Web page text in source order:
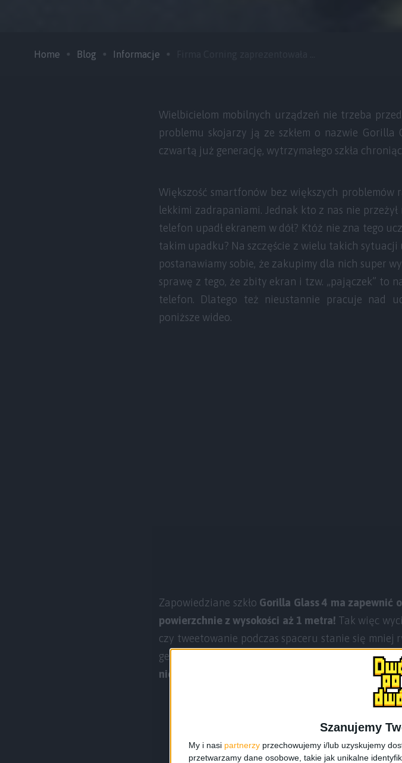
Szanujemy
My i nasi partnerzy przechowujemy i/lub uzyskujemy
przetwarzamy dane osobowe, takie jak unikalne
Home Blog Informacje
Wielbicielom mobilnych urządzeń nie trzeba
problemu skojarzy ją ze szkłem o nazwie Gorilla
czwartą już generację, wytrzymałego szkła
Większość smartfonów bez większych
lekkimi zadrapaniami. Jednak kto z nas nie
telefon upadł ekranem w dół? Któż nie zna tego
takim upadku? Na szczęście z wielu takich
postanawiamy sobie, że zakupimy dla nich super
sprawę z tego, że zbity ekran i tzw. „pajączek” to
telefon. Dlatego też nieustannie pracuje nad
poniższe wideo.
Zapowiedziane szkło Gorilla Glass 4 ma zapewnić
powierzchnie z wysokości aż 1 metra! Tak więc
czy tweetowanie podczas spaceru stanie się mniej
generacja Gorilla Glass
zwiększa szanse na
nienaruszony aż a o 80%.